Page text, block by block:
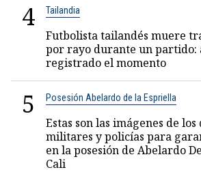
4 Tailandia
Futbolista tailandés muere
por rayo durante un partido:
registrado el momento
5 Posesión Abelardo de la Espriella
Estas son las imágenes de
militares y policías para
en la posesión de Abelardo
Cali